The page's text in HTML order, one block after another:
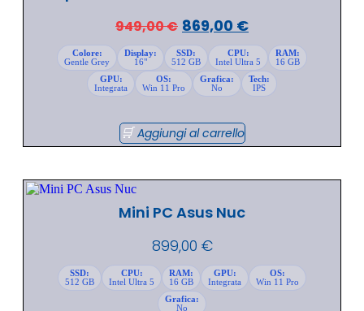
949,00€ 869,00 €
Colore:
Gentle Grey
Display:
16"
SSD:
512 GB
CPU:
Intel Ultra 5
RAM:
16 GB
GPU:
Integrata
OS:
Win 11 Pro
Grafica:
No
Tech:
IPS
Aggiungi al carrello
Mini PC Asus Nuc
899,00 €
SSD:
512 GB
CPU:
Intel Ultra 5
RAM:
16 GB
GPU:
Integrata
OS:
Win 11 Pro
Grafica:
No